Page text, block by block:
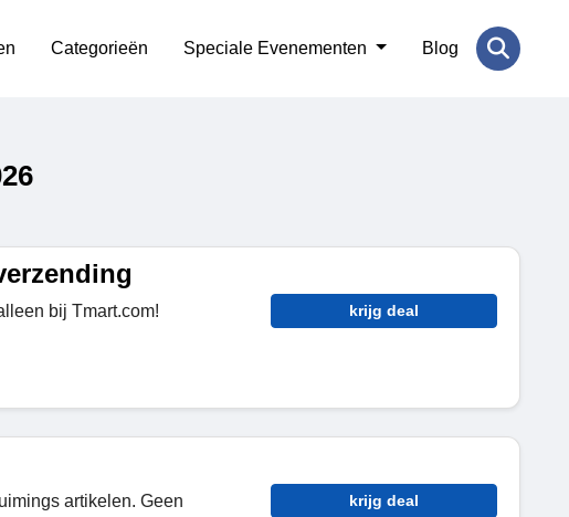
Categorieën Speciale Evenementen Blog
bij Tmart.com! krijg deal
artikelen. Geen
krijg deal